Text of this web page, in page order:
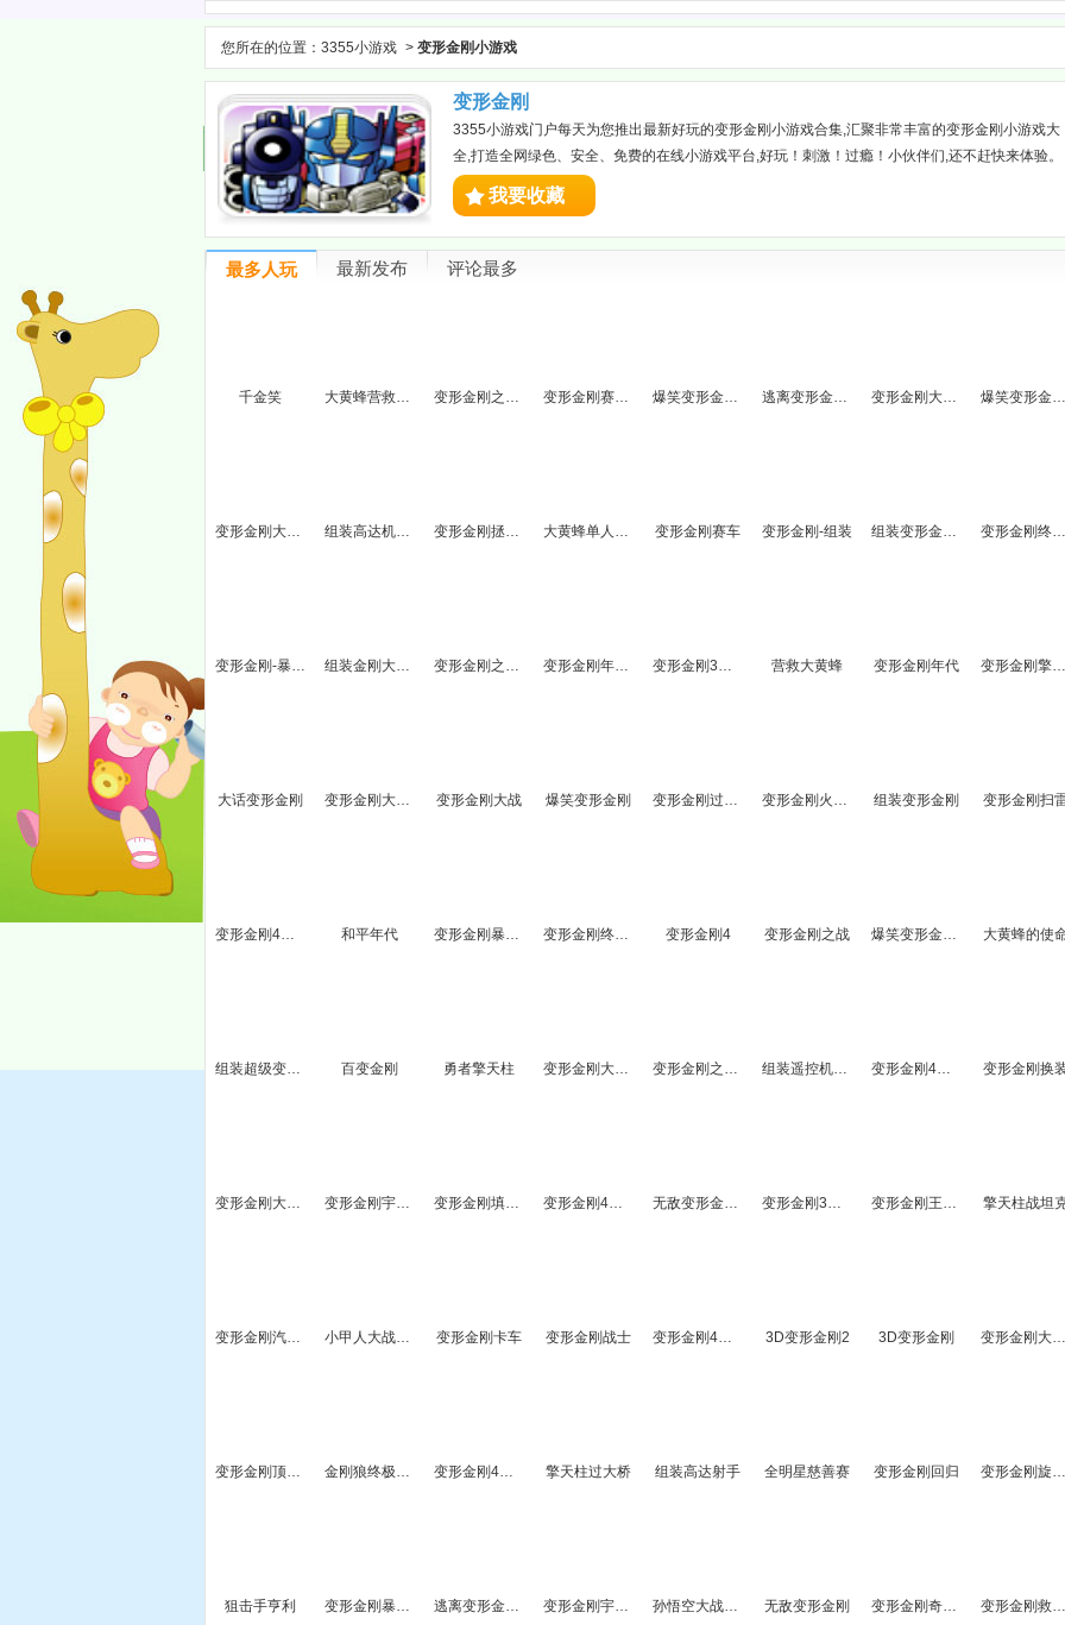
您所在的位置： 3355小游戏 > 变形金刚小游戏
变形金刚
3355小游戏门户每天为您推出最新好玩的变形金刚小游戏合集,汇聚非常丰富的变形金刚小游戏大
全,打造全网绿色、安全、免费的在线小游戏平台,好玩！刺激！过瘾！小伙伴们,还不赶快来体验。
我要收藏
最多人玩 最新发布 评论最多
千金笑 大黄蜂营救任务 变形金刚之大战威震天 变形金刚赛车关卡全开版 爆笑变形金刚3 逃离变形金刚屋中文版 变形金刚大战坦克 爆笑变形金刚大结局
变形金刚大冒险 组装高达机器人 变形金刚拯救星球无敌版 大黄蜂单人作战 变形金刚赛车 变形金刚-组装 组装变形金刚X 变形金刚终极赛道2
变形金刚-暴走大黄蜂 组装金刚大对决 变形金刚之猛龙过江 变形金刚年代大结局 变形金刚3最终决战 营救大黄蜂 变形金刚年代 变形金刚擎天柱大战僵尸
大话变形金刚 变形金刚大拼图 变形金刚大战 爆笑变形金刚 变形金刚过大桥 变形金刚火种战斗 组装变形金刚 变形金刚扫
变形金刚4无敌版 和平年代 变形金刚暴走的大黄蜂 变形金刚终极之战 变形金刚4 变形金刚之战 爆笑变形金刚2 大黄蜂的使
组装超级变形金刚 百变金刚 勇者擎天柱 变形金刚大黄蜂拼图 变形金刚之王者恶战 组装遥控机器侠 变形金刚4选关版 变形金刚换
变形金刚大战争 变形金刚宇宙战记 变形金刚填色合集 变形金刚4关卡全开版 无敌变形金刚无敌版 变形金刚3终极决战 变形金刚王者恶战 擎天柱战坦
变形金刚汽车大拼图 小甲人大战变形金刚 变形金刚卡车 变形金刚战士 变形金刚4拼图 3D变形金刚2 3D变形金刚 变形金刚大逃亡无敌版
变形金刚顶西瓜 金刚狼终极之战 变形金刚4图片观察 擎天柱过大桥 组装高达射手 全明星慈善赛 变形金刚回归 变形金刚旋转拼图
狙击手亨利 变形金刚暴走大黄蜂 逃离变形金刚屋 变形金刚宇宙大战 孙悟空大战变形金刚2 无敌变形金刚 变形金刚奇遇记 变形金刚救伙伴